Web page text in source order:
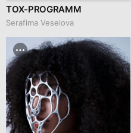
TOX-PROGRAMM
Serafima Veselova